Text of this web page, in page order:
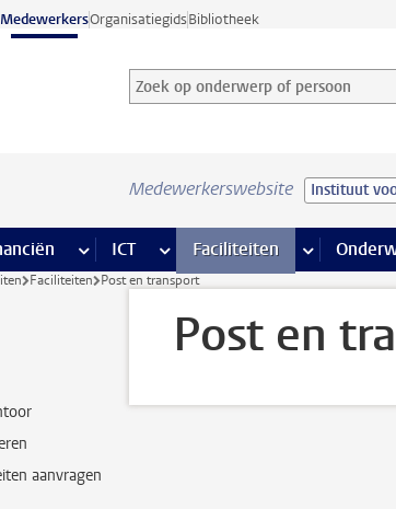
MedewerkersOrganisatiegidsBibliotheek
Zoek op onderwerp of persoon en
Zoekterm
Medewerkerswebsite Instituut
pagina’s meer Financiën pagina’s
ICT meer ICT pagina’s
Faciliteiten meer
Faciliteiten Post en transport
aanvragen
Post en